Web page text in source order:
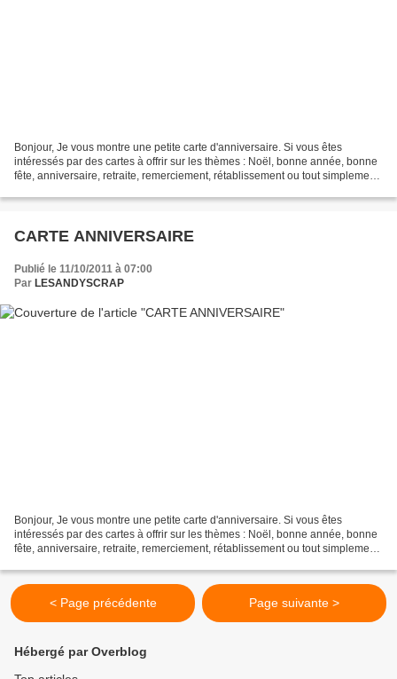
Bonjour, Je vous montre une petite carte d'anniversaire. Si vous êtes
intéressés par des cartes à offrir sur les thèmes : Noël, bonne année, bonne
fête, anniversaire, retraite, remerciement, rétablissement ou tout simplement
CARTE ANNIVERSAIRE
Publié le 11/10/2011 à 07:00
Par LESANDYSCRAP
Bonjour, Je vous montre une petite carte d'anniversaire. Si vous êtes
intéressés par des cartes à offrir sur les thèmes : Noël, bonne année, bonne
fête, anniversaire, retraite, remerciement, rétablissement ou tout simplement
< Page précédente Page suivante >
Hébergé par Overblog